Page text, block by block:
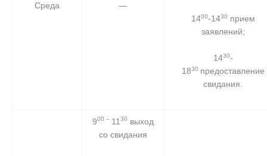
Среда —
1400-1430 прием
заявлений;
1430-
1830 предоставление
свидания.
900 – 11 30 выход
со свидания